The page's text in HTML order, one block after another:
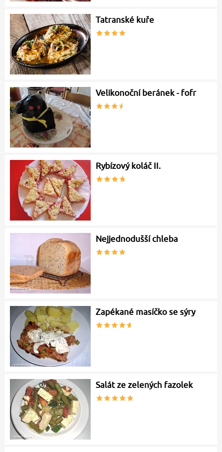
Tatranské kuře
Velikonoční beránek - fofr
Rybízový koláč II.
Nejjednodušší chleba
Zapékané masíčko se sýry
Salát ze zelených fazolek